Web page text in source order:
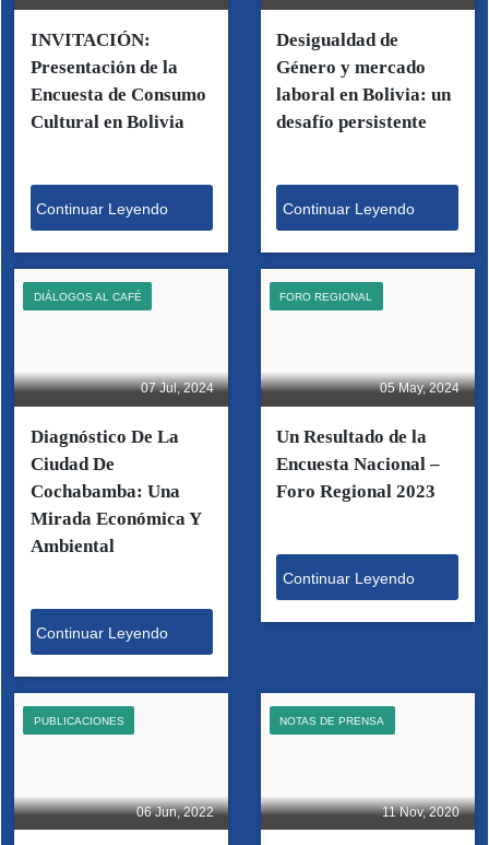
INVITACIÓN:
Presentación de la
Encuesta de Consumo
Cultural en Bolivia
Continuar Leyendo
Desigualdad de
Género y mercado
laboral en Bolivia: un
desafío persistente
Continuar Leyendo
07 Jul, 2024
DIÁLOGOS AL CAFÉ
Diagnóstico De La
Ciudad De
Cochabamba: Una
Mirada Económica Y
Ambiental
Continuar Leyendo
05 May, 2024
FORO REGIONAL
Un Resultado de la
Encuesta Nacional –
Foro Regional 2023
Continuar Leyendo
06 Jun, 2022
PUBLICACIONES
11 Nov, 2020
NOTAS DE PRENSA